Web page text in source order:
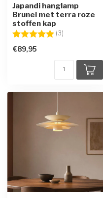
Japandi hanglamp
Brunel met terra roze
stoffen kap
Beoordeling: (3)
€89,95